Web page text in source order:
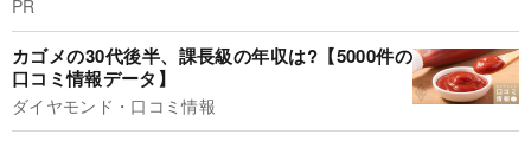
PR
カゴメの30代後半、課長級の年収は?【5000件の
口コミ情報データ】
ダイヤモンド・口コミ情報